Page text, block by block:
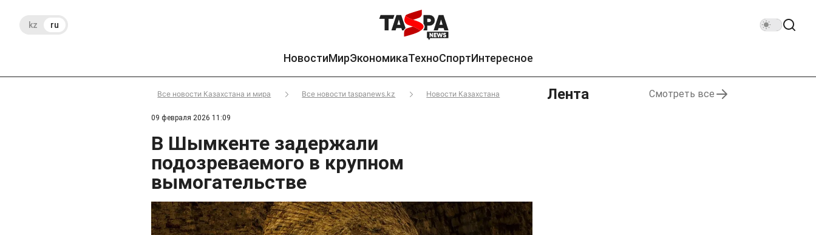
kz ru
НовостиМирЭкономикаТехноСпортИнтересное
Все новости Казахстана и мира Все новости taspanews.kz Новости Казахстана
09 февраля 2026 11:09
В Шымкенте задержали
подозреваемого в крупном
вымогательстве
Лента Смотреть все